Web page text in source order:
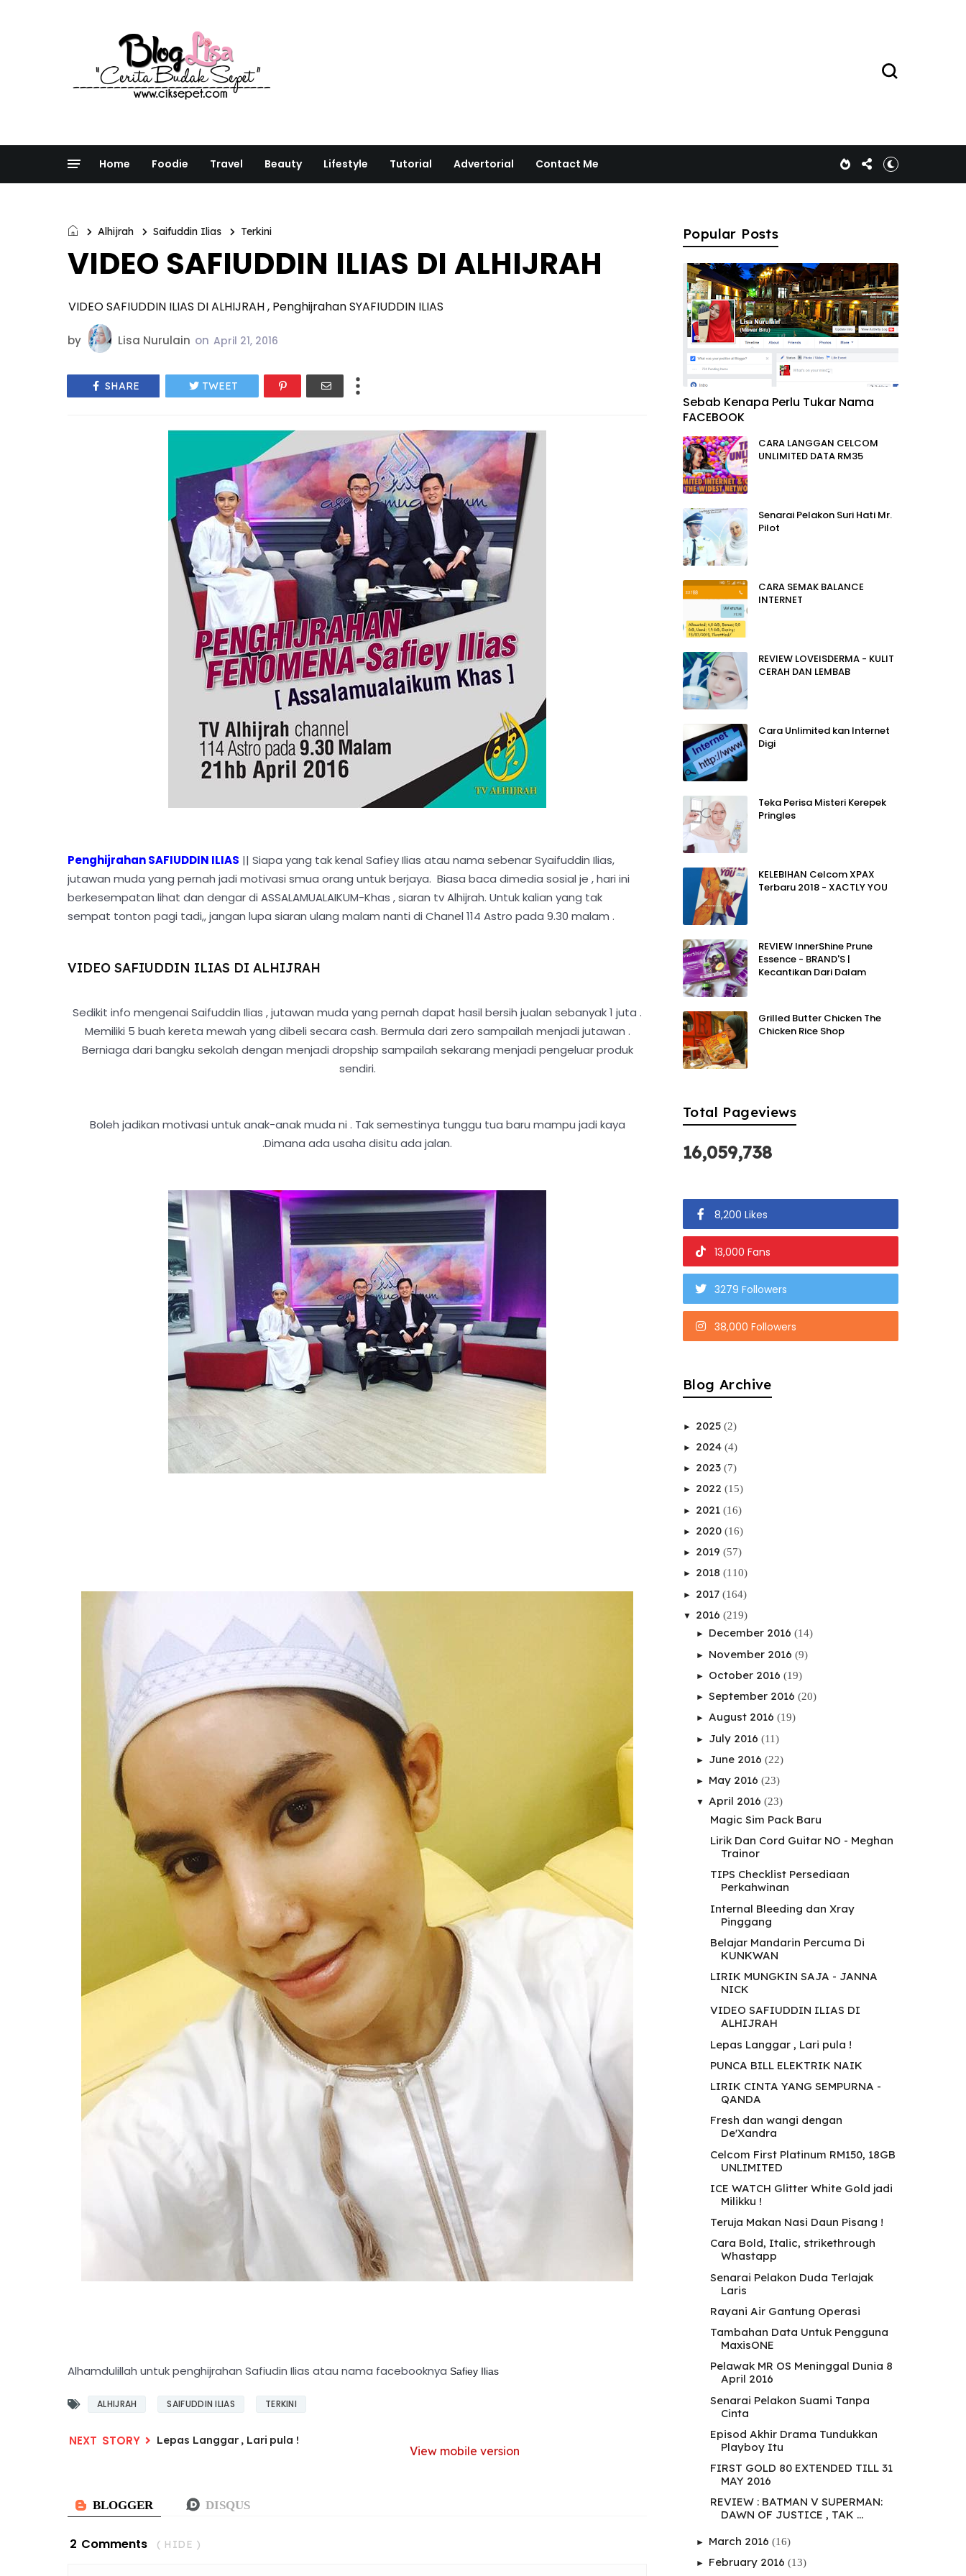
Home Foodie Travel Beauty Lifestyle Tutorial Advertorial Contact Me
Alhijrah Saifuddin Ilias Terkini
VIDEO SAFIUDDIN ILIAS DI ALHIJRAH
VIDEO SAFIUDDIN ILIAS DI ALHIJRAH , Penghijrahan SYAFIUDDIN ILIAS
by Lisa Nurulain on April 21, 2016
SHARE TWEET
Penghijrahan SAFIUDDIN ILIAS || Siapa yang tak kenal Safiey Ilias atau nama sebenar Syaifuddin Ilias,
jutawan muda yang pernah jadi motivasi smua orang untuk berjaya. Biasa baca dimedia sosial je , hari ini
berkesempatan lihat dan dengar di ASSALAMUALAIKUM-Khas , siaran tv Alhijrah. Untuk kalian yang tak
sempat tonton pagi tadi,, jangan lupa siaran ulang malam nanti di Chanel 114 Astro pada 9.30 malam .
VIDEO SAFIUDDIN ILIAS DI ALHIJRAH
Sedikit info mengenai Saifuddin Ilias , jutawan muda yang pernah dapat hasil bersih jualan sebanyak 1 juta .
Memiliki 5 buah kereta mewah yang dibeli secara cash. Bermula dari zero sampailah menjadi jutawan .
Berniaga dari bangku sekolah dengan menjadi dropship sampailah sekarang menjadi pengeluar produk
sendiri.
Boleh jadikan motivasi untuk anak-anak muda ni . Tak semestinya tunggu tua baru mampu jadi kaya
.Dimana ada usaha disitu ada jalan.
Alhamdulillah untuk penghijrahan Safiudin Ilias atau nama facebooknya Safiey Ilias
ALHIJRAH SAIFUDDIN ILIAS TERKINI
Lepas Langgar , Lari pula !
View mobile version
2 Comments ( HIDE )
Popular Posts
Sebab Kenapa Perlu Tukar Nama
FACEBOOK
CARA LANGGAN CELCOM
UNLIMITED DATA RM35
Senarai Pelakon Suri Hati Mr.
Pilot
CARA SEMAK BALANCE
INTERNET
REVIEW LOVEISDERMA - KULIT
CERAH DAN LEMBAB
Cara Unlimited kan Internet
Digi
Teka Perisa Misteri Kerepek
Pringles
KELEBIHAN Celcom XPAX
Terbaru 2018 - XACTLY YOU
REVIEW InnerShine Prune
Essence - BRAND'S |
Kecantikan Dari Dalam
Grilled Butter Chicken The
Chicken Rice Shop
Total Pageviews
16,059,738
8,200 Likes
13,000 Fans
3279 Followers
38,000 Followers
Blog Archive
► 2025 (2)
► 2024 (4)
► 2023 (7)
► 2022 (15)
► 2021 (16)
► 2020 (16)
► 2019 (57)
► 2018 (110)
► 2017 (164)
▼ 2016 (219)
► December 2016 (14)
► November 2016 (9)
► October 2016 (19)
► September 2016 (20)
► August 2016 (19)
► July 2016 (11)
► June 2016 (22)
► May 2016 (23)
▼ April 2016 (23)
Magic Sim Pack Baru
Lirik Dan Cord Guitar NO - Meghan
Trainor
TIPS Checklist Persediaan
Perkahwinan
Internal Bleeding dan Xray
Pinggang
Belajar Mandarin Percuma Di
KUNKWAN
LIRIK MUNGKIN SAJA - JANNA
NICK
VIDEO SAFIUDDIN ILIAS DI
ALHIJRAH
Lepas Langgar , Lari pula !
PUNCA BILL ELEKTRIK NAIK
LIRIK CINTA YANG SEMPURNA -
QANDA
Fresh dan wangi dengan
De'Xandra
Celcom First Platinum RM150, 18GB
UNLIMITED
ICE WATCH Glitter White Gold jadi
Milikku !
Teruja Makan Nasi Daun Pisang !
Cara Bold, Italic, strikethrough
Whastapp
Senarai Pelakon Duda Terlajak
Laris
Rayani Air Gantung Operasi
Tambahan Data Untuk Pengguna
MaxisONE
Pelawak MR OS Meninggal Dunia 8
April 2016
Senarai Pelakon Suami Tanpa
Cinta
Episod Akhir Drama Tundukkan
Playboy Itu
FIRST GOLD 80 EXTENDED TILL 31
MAY 2016
REVIEW : BATMAN V SUPERMAN:
DAWN OF JUSTICE , TAK ...
► March 2016 (16)
► February 2016 (13)